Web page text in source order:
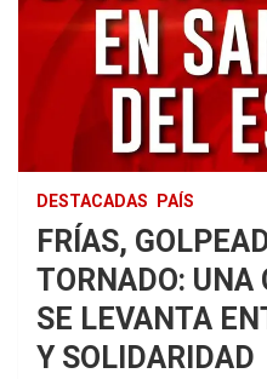
DESTACADAS PAÍS
FRÍAS,
TORNADO: UNA
SE LEVANTA
Y SOLIDARIDAD